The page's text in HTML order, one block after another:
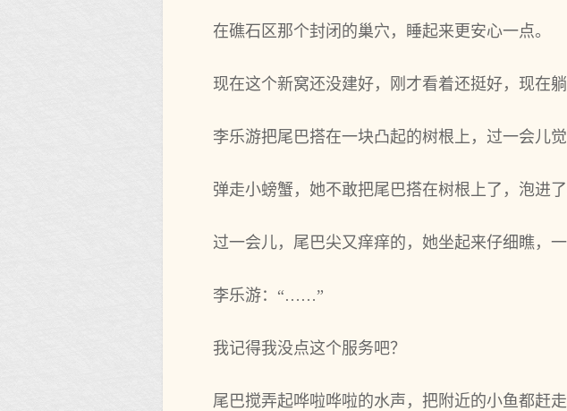
在礁石区那个封闭的巢穴，睡起来更安心一点。
现在这个新窝还没建好，刚才看着还挺好，现在
李乐游把尾巴搭在一块凸起的树根上，过一会儿
弹走小螃蟹，她不敢把尾巴搭在树根上了，泡进了
过一会儿，尾巴尖又痒痒的，她坐起来仔细瞧，
李乐游：“……”
我记得我没点这个服务吧？
尾巴搅弄起哗啦哗啦的水声，把附近的小鱼都赶走